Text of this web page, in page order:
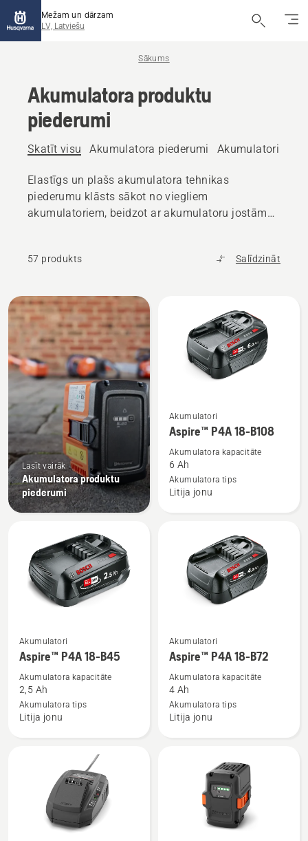
Mežam un dārzam
LV, Latviešu
Sākums
Akumulatora produktu
piederumi
Skatīt visu Akumulatora piederumi Akumulatori
Elastīgs un plašs akumulatora tehnikas
piederumu klāsts sākot no viegliem
akumulatoriem, beidzot ar akumulatoru jostām
57 produkts Salīdzināt
Visi
produkti
Lasīt vairāk
Akumulatora produktu
piederumi
Skatīt
vairāk
par
Aspire™
P4A
Akumulatori
Aspire™ P4A 18-B108
Akumulatora kapacitāte
6 Ah
Akumulatora tips
Litija jonu
Skatīt
vairāk
par
Aspire™
P4A
Akumulatori
Aspire™ P4A 18-B45
Akumulatora kapacitāte
2,5 Ah
Akumulatora tips
Litija jonu
Skatīt
vairāk
par
Aspire™
P4A
Akumulatori
Aspire™ P4A 18-B72
Akumulatora kapacitāte
4 Ah
Akumulatora tips
Litija jonu